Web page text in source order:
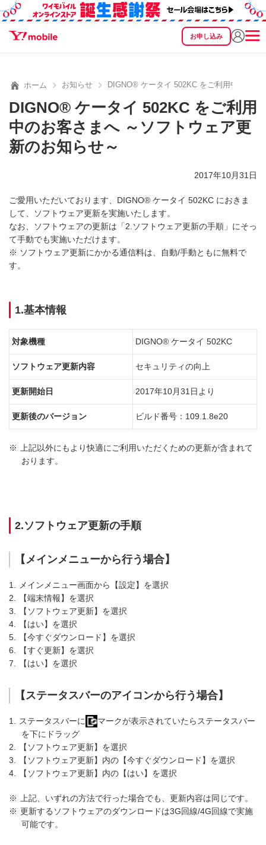
お申し込み
SEARCH
ホーム お知らせ DIGNO® ケータイ 502KC をご利用中のお客
DIGNO® ケータイ 502KC をご利用
中のお客さまへ ～ソフトウェア更
新のお知らせ～
2017年10月31日
ご愛用いただいております、DIGNO® ケータイ 502KC におきま
して、ソフトウェア更新を実施いたします。
なお、ソフトウェアの更新は「2.ソフトウェア更新の手順」にそっ
て手動でも実施いただけます。
※ ソフトウェア更新にかかる通信料は、自動/手動ともに無料で
す。
1.基本情報
対象機種 DIGNO® ケータイ 502KC
ソフトウェア更新内容 セキュリティの向上
更新開始日 2017年10月31日より
更新後のバージョン ビルド番号：109.1.8e20
※
上記以外にもより快適にご利用いただくための更新が含まれて
おります。
2.ソフトウェア更新の手順
【メインメニューから行う場合】
1.
メインメニュー画面から【設定】を選択
2.
【端末情報】を選択
3.
【ソフトウェア更新】を選択
4.
【はい】を選択
5.
【今すぐダウンロード】を選択
6.
【すぐ更新】を選択
7.
【はい】を選択
【ステータスバーのアイコンから行う場合】
1. ステータスバーに
マークが表示されていたらステータスバー
を下にドラッグ
2.
【ソフトウェア更新】を選択
3.
【ソフトウェア更新】内の【今すぐダウンロード】を選択
4.
【ソフトウェア更新】内の【はい】を選択
※
上記、いずれの方法で行った場合でも、更新内容は同じです。
※ 更新するソフトウェアのダウンロードは3G回線/4G回線で実施
可能です。